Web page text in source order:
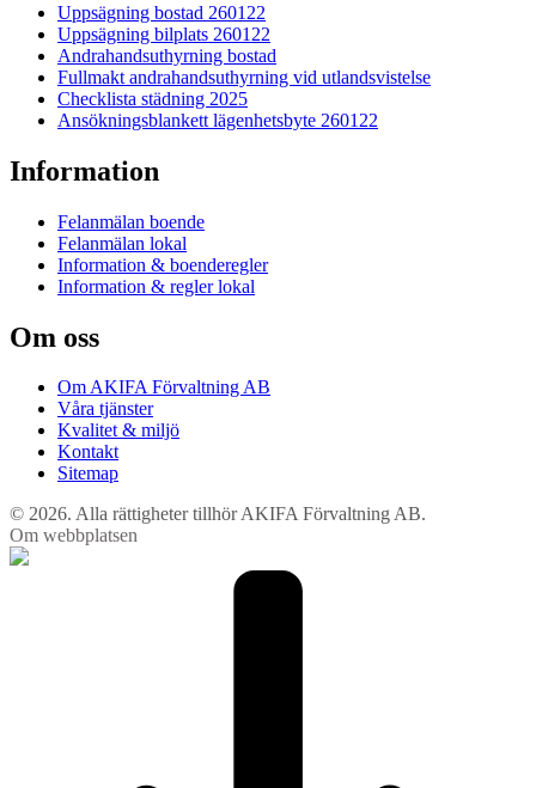
Uppsägning bostad 260122
Uppsägning bilplats 260122
Andrahandsuthyrning bostad
Fullmakt andrahandsuthyrning vid utlandsvistelse
Checklista städning 2025
Ansökningsblankett lägenhetsbyte 260122
Information
Felanmälan boende
Felanmälan lokal
Information & boenderegler
Information & regler lokal
Om oss
Om AKIFA Förvaltning AB
Våra tjänster
Kvalitet & miljö
Kontakt
Sitemap
© 2026. Alla rättigheter tillhör AKIFA Förvaltning AB.
Om webbplatsen